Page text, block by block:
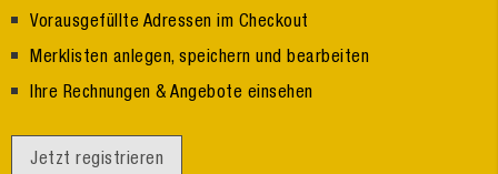
Vorausgefüllte Adressen im Checkout
Merklisten anlegen, speichern und bearbeiten
Ihre Rechnungen & Angebote einsehen
Jetzt registrieren